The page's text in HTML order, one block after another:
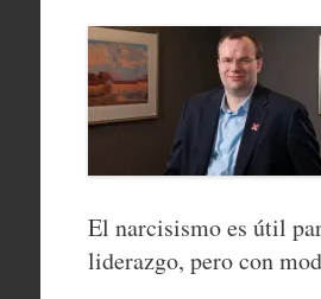
El narcisismo es útil
liderazgo, pero con